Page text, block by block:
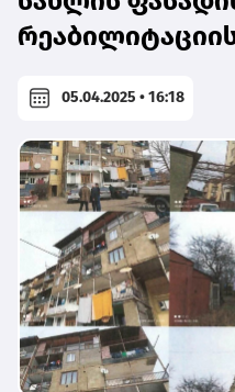
05.04.2025 • 16:18